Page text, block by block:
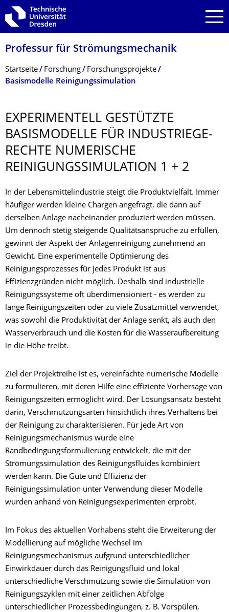
Zur Hauptnavigation springen
Zur Suche springen
Zum Inhalt springen
Professur für Strömungsmechanik
Breadcrumb-Menü
Startseite Forschung
Forschungsprojekte
Basismodelle Reinigungssimulation
EXPERIMENTELL GESTÜTZTE
BASISMODELLE FÜR INDUSTRIEGE­
RECHTE NUMERISCHE
REINIGUNGSSIMU­LATION 1 + 2
In der Lebensmittelindustrie steigt die Produktvielfalt. Immer
häufiger werden kleine Chargen angefragt, die dann auf
derselben Anlage nacheinander produziert werden müssen.
Um dennoch stetig steigende Qualitätsansprüche zu erfüllen,
gewinnt der Aspekt der Anlagenreinigung zunehmend an
Gewicht. Eine experimentelle Optimierung des
Reinigungsprozesses für jedes Produkt ist aus
Effizienzgründen nicht möglich. Deshalb sind industrielle
Reinigungssysteme oft überdimensioniert - es werden zu
lange Reinigungszeiten oder zu viele Zusatzmittel verwendet,
was sowohl die Produktivität der Anlage senkt, als auch den
Wasserverbrauch und die Kosten für die Wasseraufbereitung
in die Höhe treibt.
Ziel der Projektreihe ist es, vereinfachte numerische Modelle
zu formulieren, mit deren Hilfe eine effiziente Vorhersage von
Reinigungszeiten ermöglicht wird. Der Lösungsansatz besteht
darin, Verschmutzungsarten hinsichtlich ihres Verhaltens bei
der Reinigung zu charakterisieren. Für jede Art von
Reinigungsmechanismus wurde eine
Randbedingungsformulierung entwickelt, die mit der
Strömungssimulation des Reinigungsfluides kombiniert
werden kann. Die Güte und Effizienz der
Reinigungssimulation unter Verwendung dieser Modelle
wurden anhand von Reinigungsexperimenten erprobt.
Im Fokus des aktuellen Vorhabens steht die Erweiterung der
Modellierung auf mögliche Wechsel im
Reinigungsmechanismus aufgrund unterschiedlicher
Einwirkdauer durch das Reinigungsfluid und lokal
unterschiedliche Verschmutzung sowie die Simulation von
Reinigungszyklen mit einer zeitlichen Abfolge
unterschiedlicher Prozessbedingungen, z. B. Vorspülen,